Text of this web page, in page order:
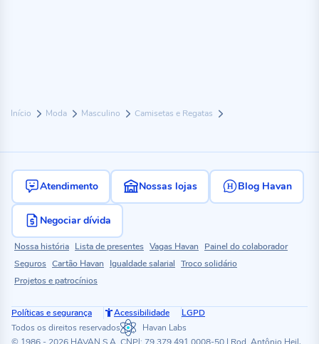
Início Moda Masculino Camisetas e Regatas
Atendimento Nossas lojas Blog Havan
Negociar dívida
Nossa história Lista de presentes Vagas Havan
Painel do colaborador
Seguros Cartão Havan Igualdade salarial Troco solidário
Projetos e patrocínios
Políticas e segurança Acessibilidade
LGPD
Todos os direitos reservados
Havan Labs